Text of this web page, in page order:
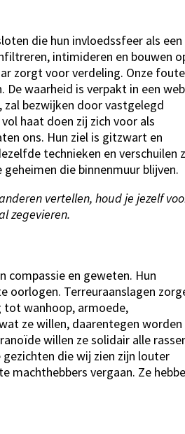
die hun invloedssfeer als een
intimideren en bouwen
zorgt voor verdeling. Onze
waarheid is verpakt in een web
zal bezwijken door vastgelegd
haat doen zij zich voor als
ons. Hun ziel is gitzwart en
technieken en verschuilen
die binnenmuur blijven.
vertellen, houd je jezelf
zegevieren.
compassie en geweten. Hun
oorlogen. Terreuraanslagen
tot wanhoop, armoede,
ze willen, daarentegen
willen ze solidair alle
die wij zien zijn louter
machthebbers vergaan. Ze